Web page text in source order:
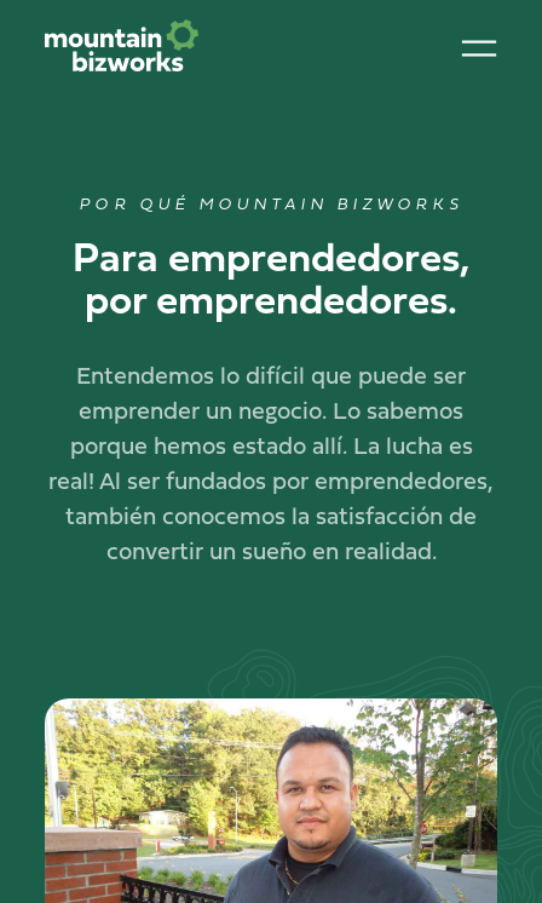
POR QUÉ MOUNTAIN BIZWORKS
Para emprendedores,
por emprendedores.
Entendemos lo difícil que puede ser
emprender un negocio. Lo sabemos
porque hemos estado allí. La lucha es
real! Al ser fundados por emprendedores,
también conocemos la satisfacción de
convertir un sueño en realidad.